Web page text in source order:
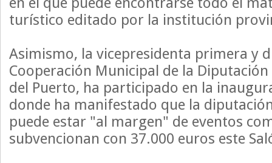
turístico editado por la institución
Asimismo, la vicepresidenta primera y
Cooperación Municipal de la Diputación
del Puerto, ha participado en la
donde ha manifestado que la
puede estar "al margen" de eventos
subvencionan con 37.000 euros este